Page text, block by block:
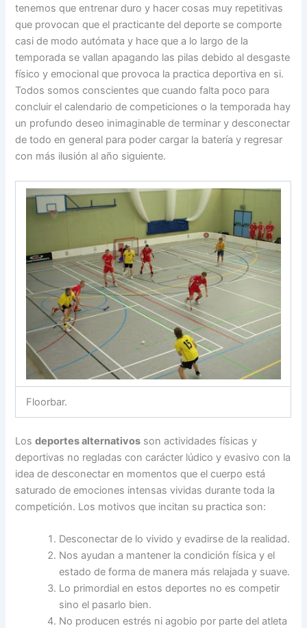
tenemos que entrenar duro y hacer cosas muy repetitivas
que provocan que el practicante del deporte se comporte
casi de modo autómata y hace que a lo largo de la
temporada se vallan apagando las pilas debido al desgaste
físico y emocional que provoca la practica deportiva en si.
Todos somos conscientes que cuando falta poco para
concluir el calendario de competiciones o la temporada hay
un profundo deseo inimaginable de terminar y desconectar
de todo en general para poder cargar la batería y regresar
con más ilusión al año siguiente.
Floorbar.
Losdeportes alternativos son actividades físicas y
deportivas no regladas con carácter lúdico y evasivo con la
idea de desconectar en momentos que el cuerpo está
saturado de emociones intensas vividas durante toda la
competición. Los motivos que incitan su practica son:
Desconectar de lo vivido y evadirse de la realidad.
Nos ayudan a mantener la condición física y el
estado de forma de manera más relajada y suave.
Lo primordial en estos deportes no es competir
sino el pasarlo bien.
No producen estrés ni agobio por parte del atleta